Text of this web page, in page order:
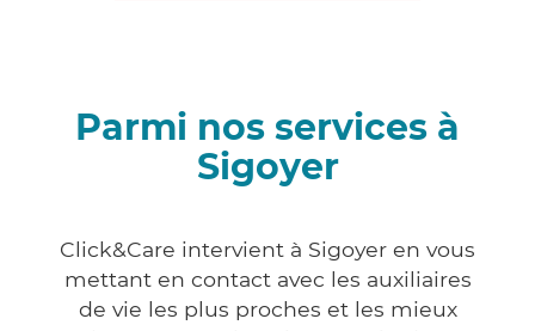
Parmi nos services à
Sigoyer
Click&Care intervient à Sigoyer en vous
mettant en contact avec les auxiliaires
de vie les plus proches et les mieux